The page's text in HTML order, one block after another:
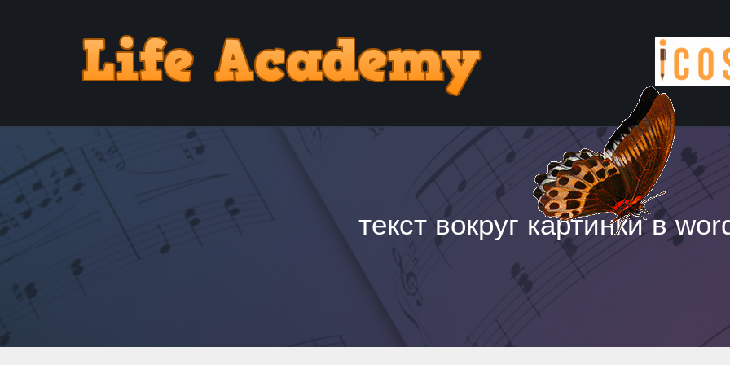
текст вокруг картинки в